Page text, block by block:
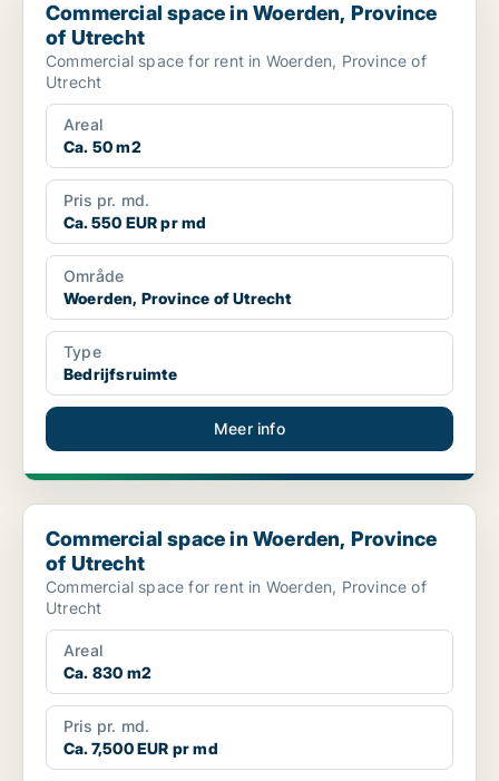
Commercial space in Woerden, Province
of Utrecht
Commercial space for rent in Woerden, Province of
Utrecht
Areal
Ca. 50 m2
Pris pr. md.
Ca. 550 EUR pr md
Område
Woerden, Province of Utrecht
Type
Bedrijfsruimte
Meer info
Commercial space in Woerden, Province of Utrecht
Commercial space in Woerden, Province
of Utrecht
Commercial space for rent in Woerden, Province of
Utrecht
Areal
Ca. 830 m2
Pris pr. md.
Ca. 7,500 EUR pr md